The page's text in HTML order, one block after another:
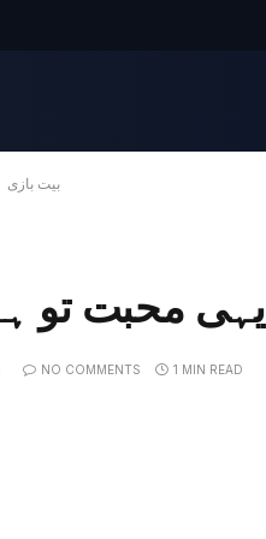
بیت بازی
یہی محبت تو
NO COMMENTS 1 MIN READ